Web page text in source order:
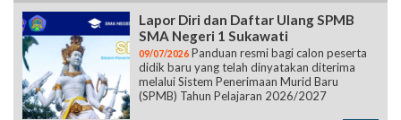
Lapor Diri dan Daftar Ulang SPMB
SMA Negeri 1 Sukawati
09/07/2026 Panduan resmi bagi calon peserta
didik baru yang telah dinyatakan diterima
melalui Sistem Penerimaan Murid Baru
(SPMB) Tahun Pelajaran 2026/2027